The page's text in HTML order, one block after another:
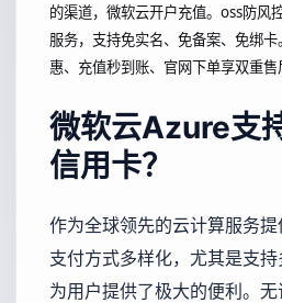
的渠道，微软云开户充值。oss防风
服务，支持免实名、免备案、免绑
惠、充值秒到账、官网下单享双重售
微软云Azure支
信用卡？
作为全球领先的云计算服务
支付方式多样化，尤其是支持
为用户提供了极大的便利。